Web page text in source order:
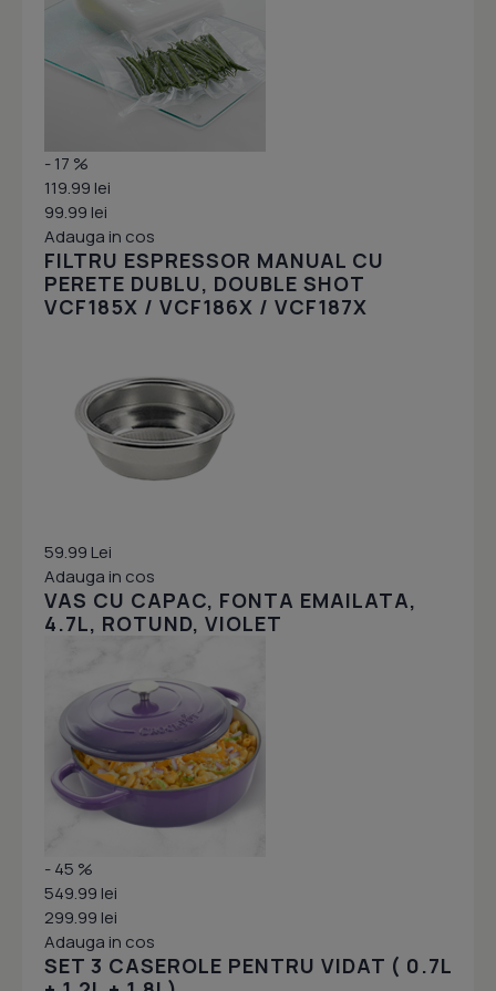
- 17 %
119.99 lei
99.99 lei
Adauga in cos
FILTRU ESPRESSOR MANUAL CU
PERETE DUBLU, DOUBLE SHOT
VCF185X / VCF186X / VCF187X
59.99 Lei
Adauga in cos
VAS CU CAPAC, FONTA EMAILATA,
4.7L, ROTUND, VIOLET
- 45 %
549.99 lei
299.99 lei
Adauga in cos
SET 3 CASEROLE PENTRU VIDAT ( 0.7L